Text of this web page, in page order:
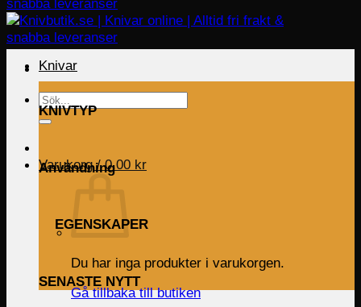
Sök
efter:
Varukorg /0.00 kr
Du har inga produkter i varukorgen.
Gå tillbaka till butiken
Knivar
KNIVTYP
Användning
EGENSKAPER
SENASTE NYTT